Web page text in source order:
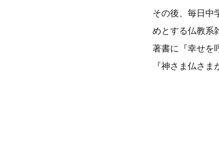
その後、毎日中
めとする仏教系
著書に『幸せを
『神さま仏さ